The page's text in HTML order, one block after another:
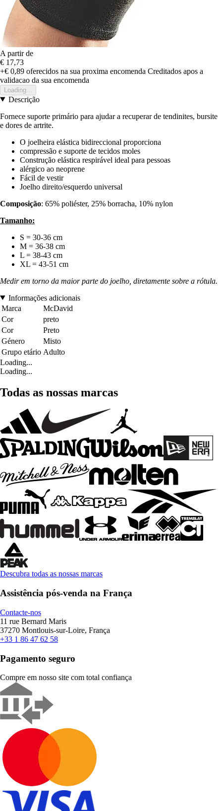
A partir de
€ 17,73
+€ 0,89 oferecidos na sua proxima encomenda Creditados apos a
validacao da sua encomenda
Loading...
Descrição
Fornece suporte primário para ajudar a recuperar de tendinites, bursite
e dores de artrite.
O joelheira elástica bidireccional proporciona
compressão e suporte de tecidos moles
Construção elástica respirável ideal para pessoas
alérgico ao neoprene
Fácil de vestir
Joelho direito/esquerdo universal
Composição: 65% poliéster, 25% borracha, 10% nylon
Tamanho:
S = 30-36 cm
M = 36-38 cm
L = 38-43 cm
XL = 43-51 cm
Medir em torno da maior parte do joelho, diretamente sobre a rótula.
Informações adicionais
Marca
McDavid
Cor
preto
Cor
Preto
Género
Misto
Grupo etário Adulto
Loading...
Loading...
Todas as nossas marcas
Descubra todas as nossas marcas
Assistência pós-venda na França
Contacte-nos
11 rue Bernard Maris
37270 Montlouis-sur-Loire, França
+33 1 86 47 62 58
Pagamento seguro
Compre em nosso site com total confiança